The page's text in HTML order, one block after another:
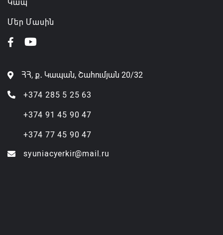
Կապ
Մեր Մասին
ՀՀ, ք․ Կապան, Շահումյան 20/32
+374 285 5 25 63
+374 91 45 90 47
+374 77 45 90 47
syuniacyerkir@mail.ru